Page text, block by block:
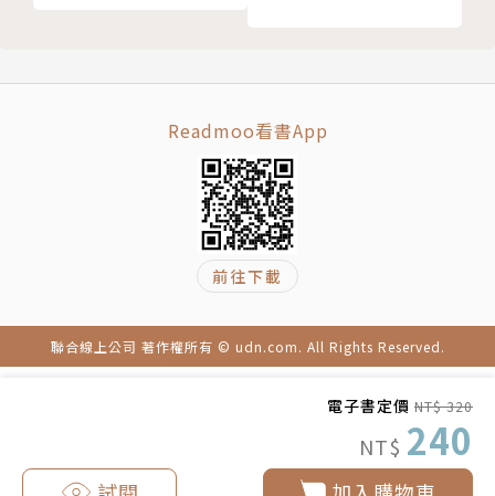
電子書定價 NT$ 320
NT$ 240
星／132人評價），不少讀者表示跟隨書中的練習實踐
後有所突破，本書是小出流訓練規劃圖解版。
1939年千葉縣佐倉市出生，為日本著名馬拉松教練。
順天堂大學在學期間曾三次參加箱根路跑接力賽。畢業
導船橋市立船橋高校在全國高中路跑接力賽取得優勝；
1988年辭去教職，歷任跑步俱樂部、積水化學女子田
徑社教練。在女子馬拉松方面，曾指導培育出多名於世
Lesson4 不懊悔，開開心心地去跑！正式上場前的小
上場前的規則【練習篇】 比賽的三週前就開始用訓練
上場前的規則【飲食篇】 為了要跑到終點，先儲備能
情境訓練
上場前的規則【當日篇】 不趕時間放鬆地出發
配速不要急就對了，以「後半型跑法」創下自己最佳紀
Readmoo看書App
前往下載
聯合線上公司 著作權所有 © udn.com. All Rights Reserved.